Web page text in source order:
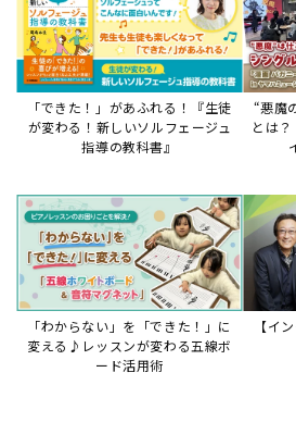
「できた！」があふれる！『生徒
が変わる！新しいソルフェージュ
指導の教科書』
“悪魔
とは
「わからない」を「できた！」に
変える♪レッスンが変わる五線ボ
ード活用術
【イ